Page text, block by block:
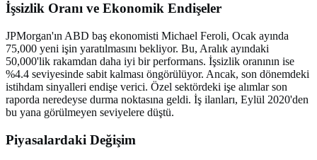
İşsizlik Oranı ve Ekonomik Endişeler
JPMorgan'ın ABD baş ekonomisti Michael Feroli, Ocak ayında
75,000 yeni işin yaratılmasını bekliyor. Bu, Aralık ayındaki
50,000'lik rakamdan daha iyi bir performans. İşsizlik oranının ise
%4.4 seviyesinde sabit kalması öngörülüyor. Ancak, son dönemdeki
istihdam sinyalleri endişe verici. Özel sektördeki işe alımlar son
raporda neredeyse durma noktasına geldi. İş ilanları, Eylül 2020'den
bu yana görülmeyen seviyelere düştü.
Piyasalardaki Değişim